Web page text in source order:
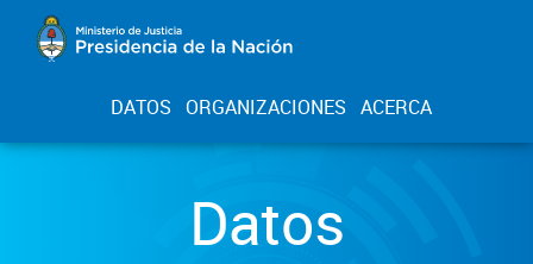
DATOS ORGANIZACIONES ACERCA
Datos